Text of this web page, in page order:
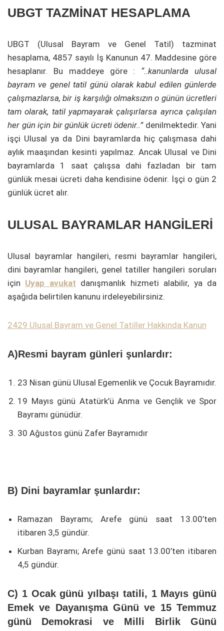
UBGT TAZMİNAT HESAPLAMA
UBGT (Ulusal Bayram ve Genel Tatil) tazminat
hesaplama, 4857 sayılı İş Kanunun 47. Maddesine göre
hesaplanır. Bu maddeye göre : “..kanunlarda ulusal
bayram ve genel tatil günü olarak kabul edilen günlerde
çalışmazlarsa, bir iş karşılığı olmaksızın o günün ücretleri
tam olarak, tatil yapmayarak çalışırlarsa ayrıca çalışılan
her gün için bir günlük ücreti ödenir..” denilmektedir. Yani
işçi Ulusal ya da Dini bayramlarda hiç çalışmasa dahi
aylık maaşından kesinti yapılmaz. Ancak Ulusal ve Dini
bayramlarda 1 saat çalışsa dahi fazladan bir tam
günlük mesai ücreti daha kendisine ödenir. İşçi o gün 2
günlük ücret alır.
ULUSAL BAYRAMLAR HANGİLERİ
Ulusal bayramlar hangileri, resmi bayramlar hangileri,
dini bayramlar hangileri, genel tatiller hangileri soruları
için Uyap avukat danışmanlık hizmeti alabilir, ya da
aşağıda belirtilen kanunu irdeleyebilirsiniz.
2429 Ulusal Bayram ve Genel Tatiller Hakkında Kanun
A)Resmi bayram günleri şunlardır:
23 Nisan günü Ulusal Egemenlik ve Çocuk Bayramıdır.
19 Mayıs günü Atatürk’ü Anma ve Gençlik ve Spor
Bayramı günüdür.
30 Ağustos günü Zafer Bayramıdır
B) Dini bayramlar şunlardır:
Ramazan Bayramı; Arefe günü saat 13.00’ten
itibaren 3,5 gündür.
Kurban Bayramı; Arefe günü saat 13.00’ten itibaren
4,5 gündür.
C) 1 Ocak günü yılbaşı tatili, 1 Mayıs günü
Emek ve Dayanışma Günü ve 15 Temmuz
günü Demokrasi ve Milli Birlik Günü